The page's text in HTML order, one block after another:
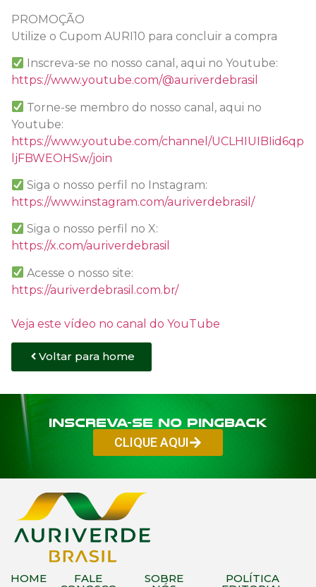
PROMOÇÃO
Utilize o Cupom AURI10 para concluir a compra
Inscreva-se no nosso canal, aqui no Youtube:
https://www.youtube.com/@auriverdebrasil
Torne-se membro do nosso canal, aqui no
Youtube:
https://www.youtube.com/channel/UCLHIUIBIid6qp
ljFBWEOHSw/join
Siga o nosso perfil no Instagram:
https://www.instagram.com/auriverdebrasil/
Siga o nosso perfil no X:
https://x.com/auriverdebrasil
Acesse o nosso site:
https://auriverdebrasil.com.br/
Veja este vídeo no canal do YouTube
Voltar para home
Inscreva-se no PINGBACK
CLIQUE AQUI
HOME FALE SOBRE POLÍTICA